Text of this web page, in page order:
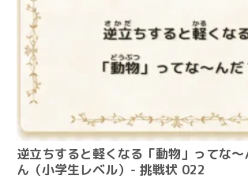
逆立ちすると軽くなる「動物」ってな
ん（小学生レベル）- 挑戦状 022